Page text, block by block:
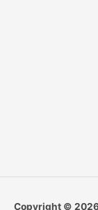
Copyright © 2026